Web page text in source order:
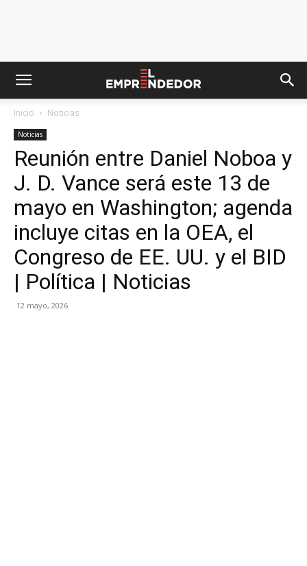
Inicio Noticias
Noticias
Reunión entre Daniel Noboa y
J. D. Vance será este 13 de
mayo en Washington; agenda
incluye citas en la OEA, el
Congreso de EE. UU. y el BID
| Política | Noticias
12 mayo, 2026